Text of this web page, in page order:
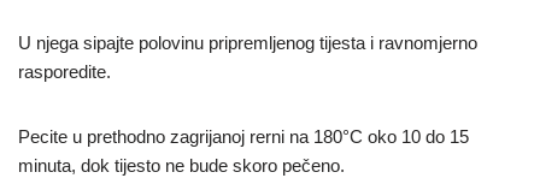
U njega sipajte polovinu pripremljenog tijesta i ravnomjerno
rasporedite.
Pecite u prethodno zagrijanoj rerni na 180°C oko 10 do 15
minuta, dok tijesto ne bude skoro pečeno.